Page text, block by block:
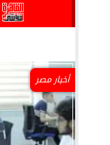
أخبار مصر